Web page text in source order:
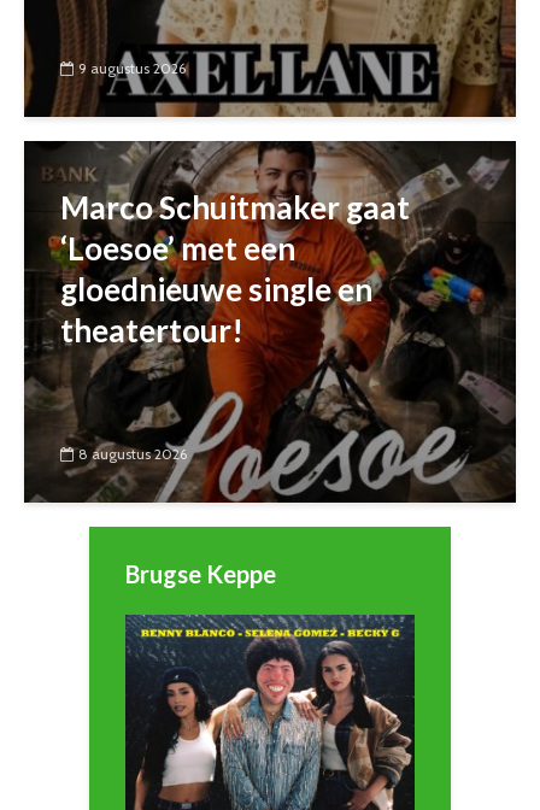
9 augustus 2026
Marco Schuitmaker gaat
‘Loesoe’ met een
gloednieuwe single en
theatertour!
8 augustus 2026
Brugse Keppe